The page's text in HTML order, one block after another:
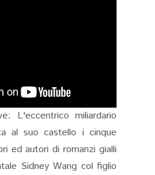
L'eccentrico miliardario
al suo castello i cinque
ed autori di romanzi gialli
Sidney Wang col figlio